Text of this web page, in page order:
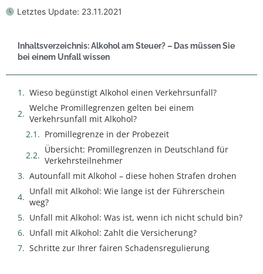
Letztes Update: 23.11.2021
Inhaltsverzeichnis: Alkohol am Steuer? – Das müssen Sie
bei einem Unfall wissen
Wieso begünstigt Alkohol einen Verkehrsunfall?
Welche Promillegrenzen gelten bei einem
Verkehrsunfall mit Alkohol?
Promillegrenze in der Probezeit
Übersicht: Promillegrenzen in Deutschland für
Verkehrsteilnehmer
Autounfall mit Alkohol – diese hohen Strafen drohen
Unfall mit Alkohol: Wie lange ist der Führerschein
weg?
Unfall mit Alkohol: Was ist, wenn ich nicht schuld bin?
Unfall mit Alkohol: Zahlt die Versicherung?
Schritte zur Ihrer fairen Schadensregulierung